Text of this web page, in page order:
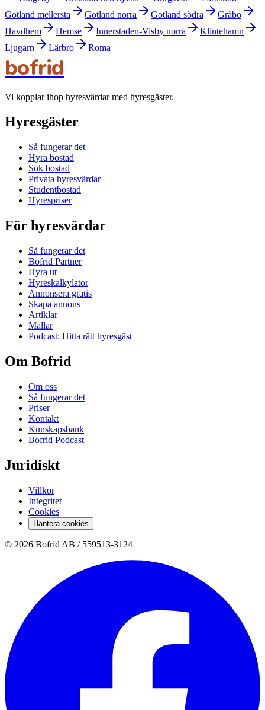
Gotland mellersta
Gotland norra Gotland södra
Gråbo
Havdhem
Hemse Innerstaden-Visby norra
Klintehamn
Ljugarn
Lärbro Roma
bofrid
Vi kopplar ihop hyresvärdar med hyresgäster.
Hyresgäster
Så fungerar det
Hyra bostad
Sök bostad
Privata hyresvärdar
Studentbostad
Hyrespriser
För hyresvärdar
Så fungerar det
Bofrid Partner
Hyra ut
Hyreskalkylator
Annonsera gratis
Skapa annons
Artiklar
Mallar
Podcast: Hitta rätt hyresgäst
Om Bofrid
Om oss
Så fungerar det
Priser
Kontakt
Kunskapsbank
Bofrid Podcast
Juridiskt
Villkor
Integritet
Cookies
Hantera cookies
© 2026 Bofrid AB / 559513-3124